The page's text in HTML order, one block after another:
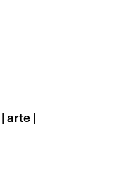
| arte |